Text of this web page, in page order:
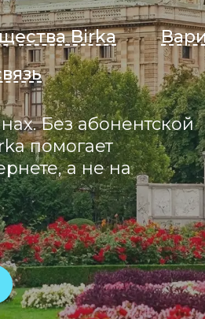
Birka
Без абонентской
помогает
а не на